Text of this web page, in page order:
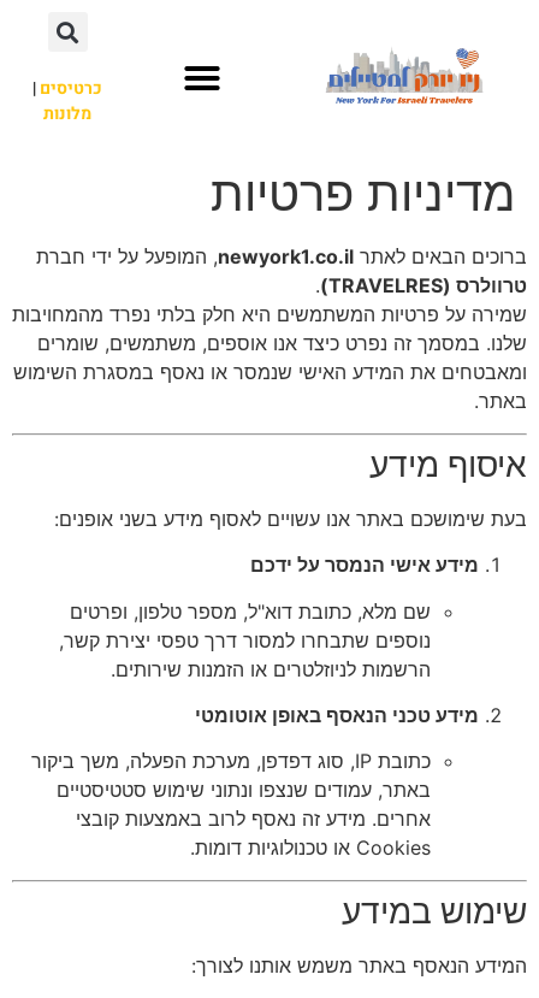
כרטיסים|
מלונות
מדיניות פרטיות
ברוכים הבאים לאתר newyork1.co.il, המופעל על ידי חברת
טרוולרס (TRAVELRES)
.
שמירה על פרטיות המשתמשים היא חלק בלתי נפרד מהמחויבות
שלנו. במסמך זה נפרט כיצד אנו אוספים, משתמשים, שומרים
ומאבטחים את המידע האישי שנמסר או נאסף במסגרת השימוש
באתר.
איסוף מידע
בעת שימושכם באתר אנו עשויים לאסוף מידע בשני אופנים:
מידע אישי הנמסר על ידכם
שם מלא, כתובת דוא"ל, מספר טלפון, ופרטים
נוספים שתבחרו למסור דרך טפסי יצירת קשר,
הרשמות לניוזלטרים או הזמנות שירותים.
מידע טכני הנאסף באופן אוטומטי
כתובת IP, סוג דפדפן, מערכת הפעלה, משך ביקור
באתר, עמודים שנצפו ונתוני שימוש סטטיסטיים
אחרים. מידע זה נאסף לרוב באמצעות קובצי
Cookies או טכנולוגיות דומות.
שימוש במידע
המידע הנאסף באתר משמש אותנו לצורך: